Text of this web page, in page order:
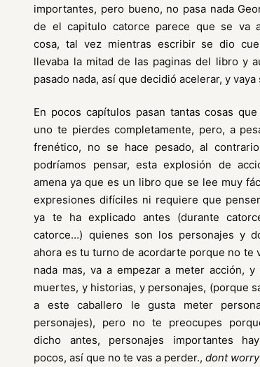
importantes, pero bueno, no pasa nada
de el capitulo catorce parece que se va
cosa, tal vez mientras escribir se dio
llevaba la mitad de las paginas del libro y
pasado nada, así que decidió acelerar, y vaya
En pocos capítulos pasan tantas cosas
uno te pierdes completamente, pero, a
frenético, no se hace pesado, al
podríamos pensar, esta explosión de
amena ya que es un libro que se lee muy
expresiones difíciles ni requiere que
ya te ha explicado antes (durante
catorce…) quienes son los personajes y
ahora es tu turno de acordarte porque no te
nada mas, va a empezar a meter acción, y
muertes, y historias, y personajes, (porque
a este caballero le gusta meter
personajes), pero no te preocupes
dicho antes, personajes importantes
pocos, así que no te vas a perder.,dont worry